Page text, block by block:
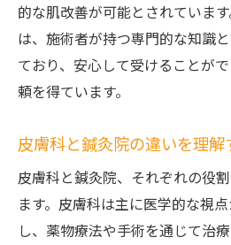
的な肌改善が可能とされていま
は、施術者が持つ専門的な知識
ており、安心して受けることが
頼を得ています。
皮膚科と鍼灸院の違いを理解
皮膚科と鍼灸院、それぞれの役
ます。皮膚科は主に医学的な視
し、薬物療法や手術を通じて治